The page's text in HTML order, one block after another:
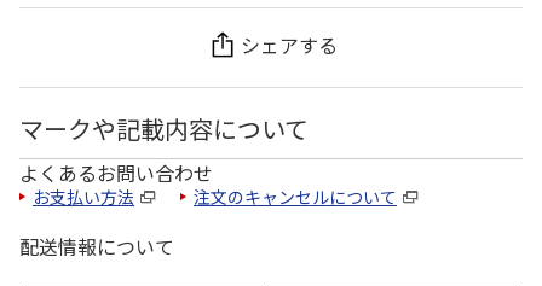
シェアする
マークや記載内容について
よくあるお問い合わせ
お支払い方法 注文のキャンセルについて
配送情報について